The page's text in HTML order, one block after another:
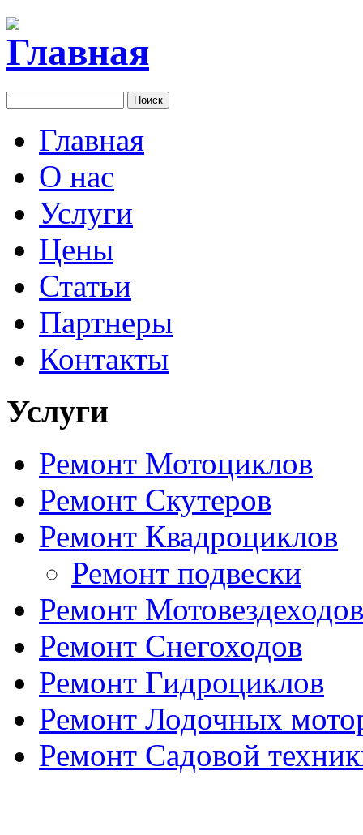
Главная
О нас
Услуги
Цены
Статьи
Партнеры
Контакты
Услуги
Ремонт Мотоциклов
Ремонт Скутеров
Ремонт Квадроциклов
Ремонт подвески
Ремонт Мотовездеходов
Ремонт Снегоходов
Ремонт Гидроциклов
Ремонт Лодочных
Ремонт Садовой